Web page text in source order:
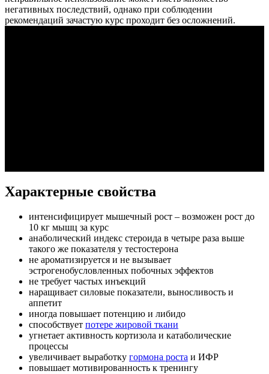
негативных последствий, однако при соблюдении
рекомендаций зачастую курс проходит без осложнений.
Характерные свойства
интенсифицирует мышечный рост – возможен рост до
10 кг мышц за курс
анаболический индекс стероида в четыре раза выше
такого же показателя у тестостерона
не ароматизируется и не вызывает
эстрогенобусловленных побочных эффектов
не требует частых инъекций
наращивает силовые показатели, выносливость и
аппетит
иногда повышает потенцию и либидо
способствует потере жировой ткани
угнетает активность кортизола и катаболические
процессы
увеличивает выработку гормона роста и ИФР
повышает мотивированность к тренингу